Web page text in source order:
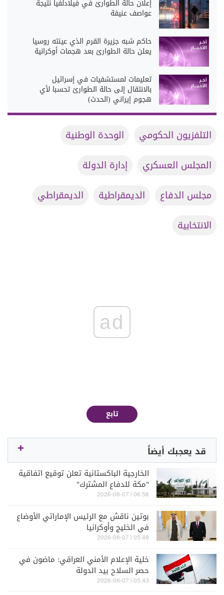
إعلان حالة الطوارئ في فيلادلفيا نتيجة
عواصف عنيفة
حاكم شبه جزيرة القرم الذي عينته روسيا
يعلن حالة الطوارئ بعد هجمات أوكرانية
تعليمات لمستشفيات في إسرائيل
بالانتقال إلى حالة الطوارئ تحسبا لأي
هجوم إيراني (‏الحدث)
التلفزيون الحكومي
الوحدة الوطنية
المجلس العسكري
إدارة الدولة
مجلس الدفاع
الديمقراطية
الديمقراطي
الانتخابية
ad
تابع
قد يعجبك أيضاً
الخارجية الباكستانية تعلن توقيع اتفاقية
"مكة للدفاع المشترك"
06:58 | 2026-08-07
بوتين ناقش مع الرئيس الإماراتي الأوضاع
في الخليج وأوكرانيا
05:48 | 2026-08-07
خلية الإعلام الأمني العراقي: ماضون في
حصر السلاح بيد الدولة
05:43 | 2026-08-07